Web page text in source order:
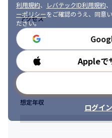
利用規約、 レバテックID利用規約、
ーポリシーをご確認のうえ、同意
ださい。
Appleで
ログイ
アクセス
勤務時間
想定年収